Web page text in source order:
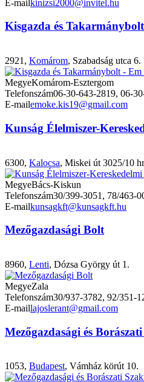
E-mailkinizsi2000@invitel.hu
Kisgazda és
2921, Komárom, Szabadság utca 6.
MegyeKomárom-Esztergom
Telefonszám06-30-643-2819, 06-
E-mailemoke.kis19@gmail.com
Kunság Élelmiszer-
6300, Kalocsa, Miskei út 3025/10
MegyeBács-Kiskun
Telefonszám30/399-3051, 78/463-
E-mailkunsagkft@kunsagkft.hu
Mezőgazdasági Bolt
8960, Lenti, Dózsa György út 1.
MegyeZala
Telefonszám30/937-3782, 92/351-
E-maillajoslerant@gmail.com
Mezőgazdasági és
1053, Budapest, Vámház körút 10.